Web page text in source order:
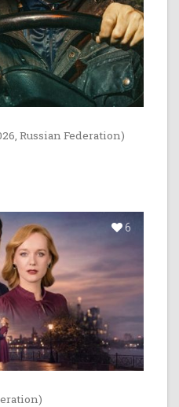
Russian Federation)
6